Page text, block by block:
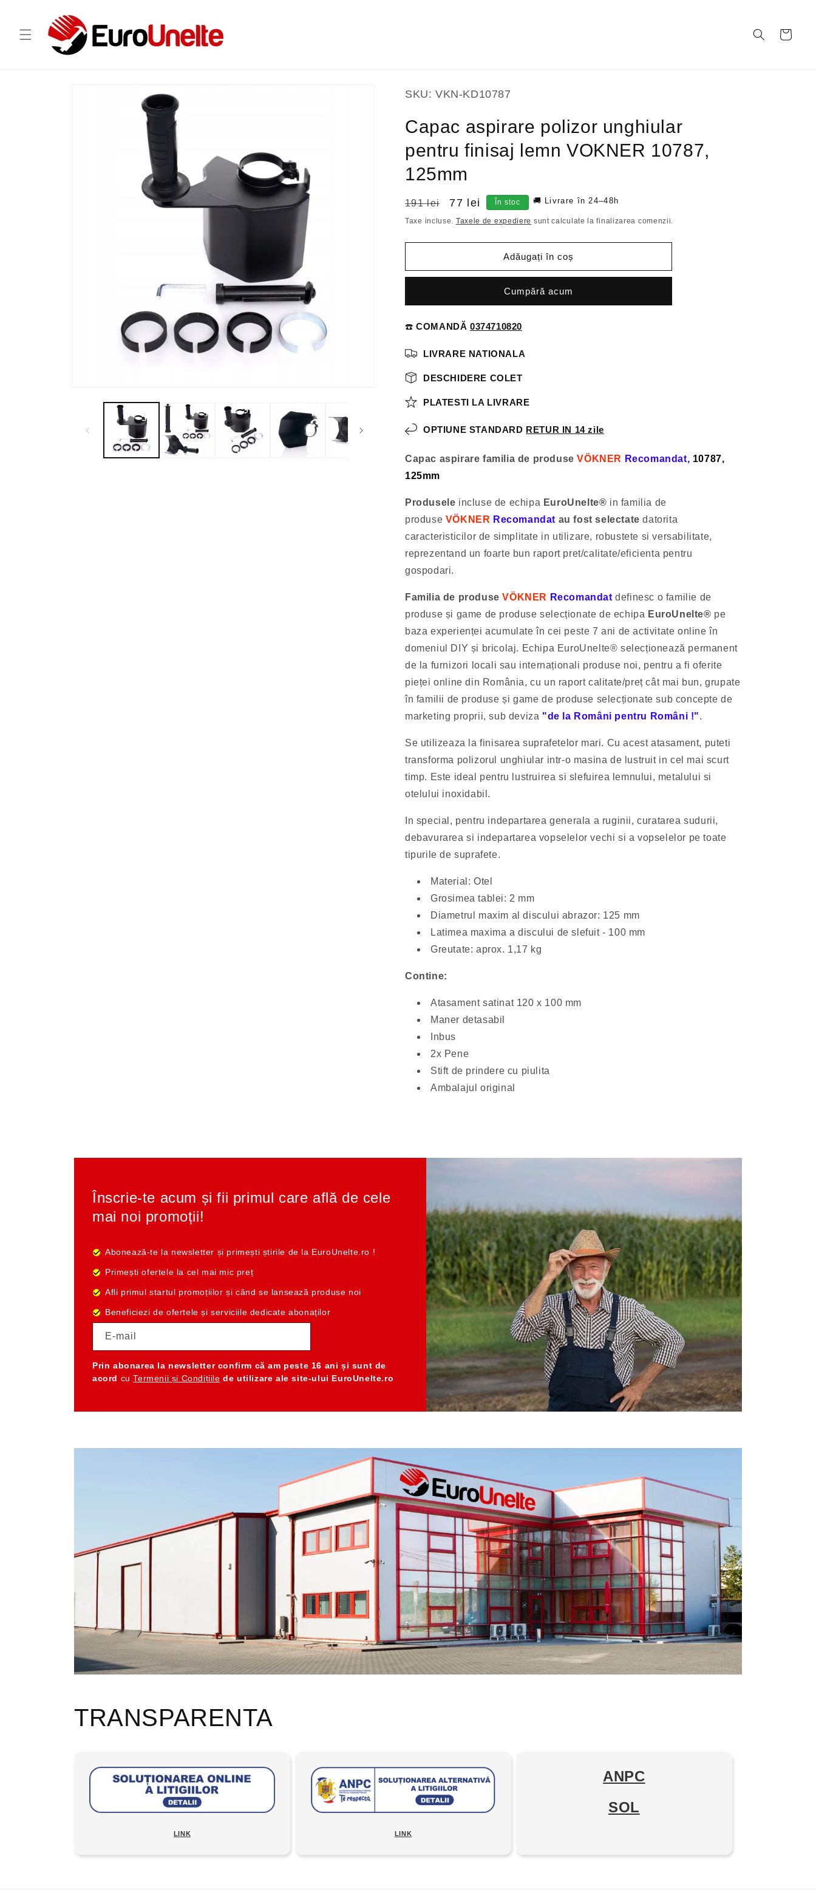
Coș
SKU: VKN-KD10787
Capac aspirare polizor unghiular
pentru finisaj lemn VOKNER 10787,
125mm
Preț
obișnuit
191 lei
Preț
redus
77 lei În stoc 🚚 Livrare în 24–48h
Taxe incluse. Taxele de expediere sunt calculate la finalizarea comenzii.
Adăugați în coș
Cumpără acum
☎️COMANDĂ0374710820
LIVRARE NATIONALA
DESCHIDERE COLET
PLATESTI LA LIVRARE
OPTIUNE STANDARD RETUR IN 14 zile
Capac aspirare familia de produseVÖKNER Recomandat, 10787,
125mm
Produsele incluse de echipa EuroUnelte® in familia de
produse VÖKNER Recomandat au fost selectatedatorita
caracteristicilor de simplitate in utilizare, robustete si versabilitate,
reprezentand un foarte bun raport pret/calitate/eficienta pentru
gospodari.
Familia de produse VÖKNER Recomandatdefinesc o familie de
produse și game de produse selecționate de echipa EuroUnelte® pe
baza experienței acumulate în cei peste 7 ani de activitate online în
domeniul DIY și bricolaj. Echipa EuroUnelte® selecționează permanent
de la furnizori locali sau internaționali produse noi, pentru a fi oferite
pieței online din România, cu un raport calitate/preț cât mai bun, grupate
în familii de produse și game de produse selecționate sub concepte de
marketing proprii, sub deviza "de la Români pentru Români !".
Se utilizeaza la finisarea suprafetelor mari. Cu acest atasament, puteti
transforma polizorul unghiular intr-o masina de lustruit in cel mai scurt
timp. Este ideal pentru lustruirea si slefuirea lemnului, metalului si
otelului inoxidabil.
In special, pentru indepartarea generala a ruginii, curatarea sudurii,
debavurarea si indepartarea vopselelor vechi si a vopselelor pe toate
tipurile de suprafete.
Material: Otel
Grosimea tablei: 2 mm
Diametrul maxim al discului abrazor: 125 mm
Latimea maxima a discului de slefuit - 100 mm
Greutate: aprox. 1,17 kg
Contine:
Atasament satinat 120 x 100 mm
Maner detasabil
Inbus
2x Pene
Stift de prindere cu piulita
Ambalajul original
Înscrie-te acum și fii primul care află de cele
mai noi promoții!
Abonează-te la newsletter și primești știrile de la EuroUnelte.ro !
Primești ofertele la cel mai mic preț
Afli primul startul promoțiilor și când se lansează produse noi
Beneficiezi de ofertele și serviciile dedicate abonaților
E-mail
Prin abonarea la newsletter confirm că am peste 16 ani și sunt de
acord cuTermenii și Condițiile de utilizare ale site-ului EuroUnelte.ro
TRANSPARENTA
LINK LINK
ANPC
SOL